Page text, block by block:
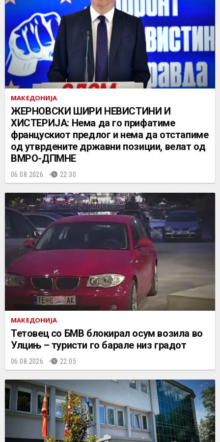
МАКЕДОНИЈА
ЖЕРНОВСКИ ШИРИ НЕВИСТИНИ И
ХИСТЕРИЈА: Нема да го прифатиме
францускиот предлог и нема да отстапиме
од утврдените државни позиции, велат од
ВМРО-ДПМНЕ
06.08.2026. 22:30
МАКЕДОНИЈА
Тетовец со БМВ блокирал осум возила во
Улцињ – туристи го барале низ градот
06.08.2026. 22:05